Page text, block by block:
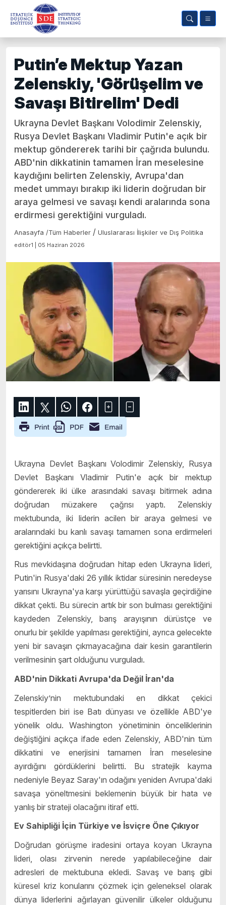
Putin’e Mektup Yazan
Zelenskiy, 'Görüşelim ve
Savaşı Bitirelim' Dedi
Ukrayna Devlet Başkanı Volodimir Zelenskiy,
Rusya Devlet Başkanı Vladimir Putin'e açık bir
mektup göndererek tarihi bir çağrıda bulundu.
ABD'nin dikkatinin tamamen İran meselesine
kaydığını belirten Zelenskiy, Avrupa'dan
medet ummayı bırakıp iki liderin doğrudan bir
araya gelmesi ve savaşı kendi aralarında sona
erdirmesi gerektiğini vurguladı.
Anasayfa /Tüm Haberler / Uluslararası İlişkiler ve Dış Politika
editör1 | 05 Haziran 2026
Ukrayna Devlet Başkanı Volodimir Zelenskiy, Rusya
Devlet Başkanı Vladimir Putin'e açık bir mektup
göndererek iki ülke arasındaki savaşı bitirmek adına
doğrudan müzakere çağrısı yaptı. Zelenskiy
mektubunda, iki liderin acilen bir araya gelmesi ve
aralarındaki bu kanlı savaşı tamamen sona erdirmeleri
gerektiğini açıkça belirtti.
Rus mevkidaşına doğrudan hitap eden Ukrayna lideri,
Putin'in Rusya'daki 26 yıllık iktidar süresinin neredeyse
yarısını Ukrayna'ya karşı yürüttüğü savaşla geçirdiğine
dikkat çekti. Bu sürecin artık bir son bulması gerektiğini
kaydeden Zelenskiy, barış arayışının dürüstçe ve
onurlu bir şekilde yapılması gerektiğini, ayrıca gelecekte
yeni bir savaşın çıkmayacağına dair kesin garantilerin
verilmesinin şart olduğunu vurguladı.
ABD'nin Dikkati Avrupa'da Değil İran'da
Zelenskiy’nin mektubundaki en dikkat çekici
tespitlerden biri ise Batı dünyası ve özellikle ABD'ye
yönelik oldu. Washington yönetiminin önceliklerinin
değiştiğini açıkça ifade eden Zelenskiy, ABD'nin tüm
dikkatini ve enerjisini tamamen İran meselesine
ayırdığını gördüklerini belirtti. Bu stratejik kayma
nedeniyle Beyaz Saray'ın odağını yeniden Avrupa'daki
savaşa yöneltmesini beklemenin büyük bir hata ve
yanlış bir strateji olacağını itiraf etti.
Ev Sahipliği İçin Türkiye ve İsviçre Öne Çıkıyor
Doğrudan görüşme iradesini ortaya koyan Ukrayna
lideri, olası zirvenin nerede yapılabileceğine dair
adresleri de mektubuna ekledi. Savaş ve barış gibi
küresel kriz konularını çözmek için geleneksel olarak
dünya liderlerini ağırlayan güvenilir ülkeler olduğunu